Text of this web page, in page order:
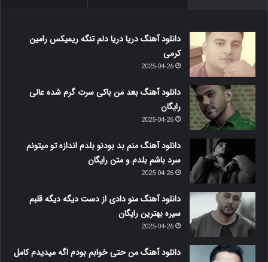
دانلود آهنگ دریا دریا دلم تنگه ریمیکس رامین
کرمی
2025-04-26
دانلود آهنگ بعد من باکی سرت گرم شده عالی
رایگان
2025-04-26
دانلود آهنگ منم بد بودنو بلدم اندازه تو میتونم
سرد باشم بلدم و متن رایگان
2025-04-26
دانلود آهنگ منو دادی از دست دیگه دیگه قلبم
سیره بهترین رایگان
2025-04-26
دانلود آهنگ من حتی خوابم بودم اگه میدیدم کامل